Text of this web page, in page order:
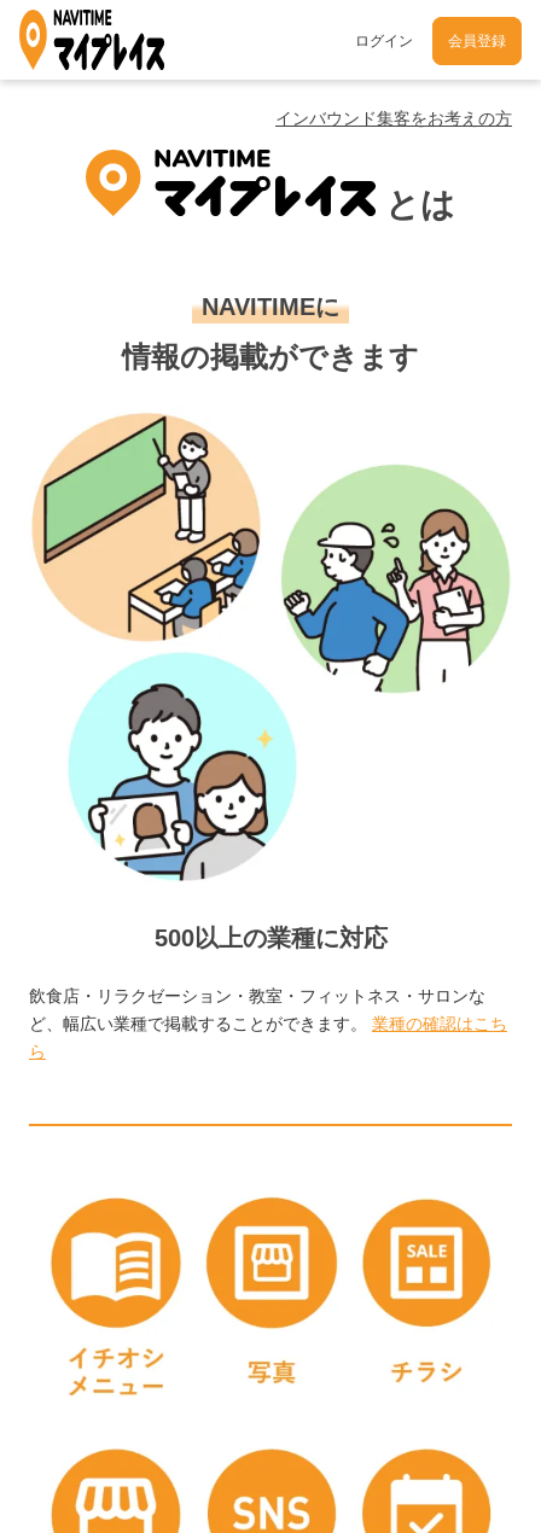
ログイン 会員登録
インバウンド集客をお考えの方
とは
NAVITIMEに
情報の掲載ができます
500以上の業種に対応
飲食店・リラクゼーション・教室・フィットネス・サロンな
ど、幅広い業種で掲載することができます。 業種の確認はこち
ら